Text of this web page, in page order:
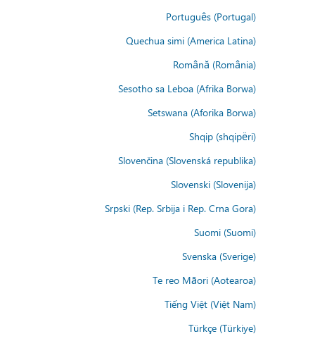
Português (Portugal)
Quechua simi (America Latina)
Română (România)
Sesotho sa Leboa (Afrika Borwa)
Setswana (Aforika Borwa)
Shqip (shqipëri)
Slovenčina (Slovenská republika)
Slovenski (Slovenija)
Srpski (Rep. Srbija i Rep. Crna Gora)
Suomi (Suomi)
Svenska (Sverige)
Te reo Māori (Aotearoa)
Tiếng Việt (Việt Nam)
Türkçe (Türkiye)